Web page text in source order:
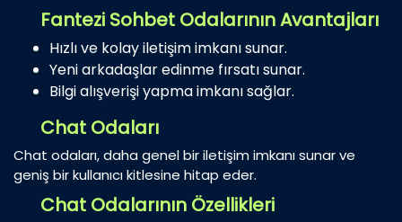
Fantezi Sohbet Odalarının Avantajları
Hızlı ve kolay iletişim imkanı sunar.
Yeni arkadaşlar edinme fırsatı sunar.
Bilgi alışverişi yapma imkanı sağlar.
Chat Odaları
Chat odaları, daha genel bir iletişim imkanı sunar ve
geniş bir kullanıcı kitlesine hitap eder.
Chat Odalarının Özellikleri